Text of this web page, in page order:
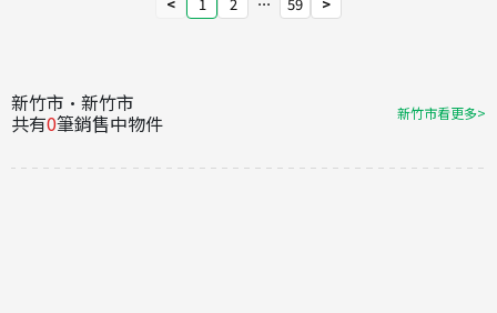
新竹市·新竹市
共有0筆銷售中物件 新竹市看更多>